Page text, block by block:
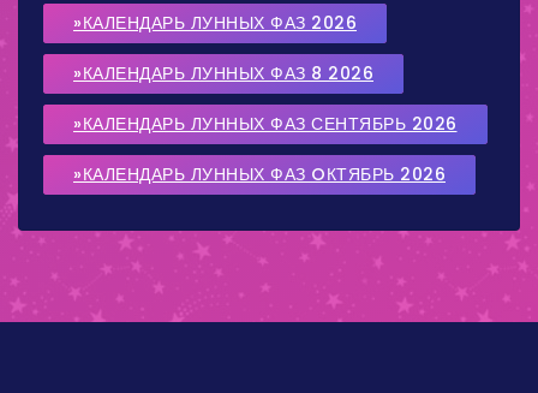
»КАЛЕНДАРЬ ЛУННЫХ ФАЗ 2026
»КАЛЕНДАРЬ ЛУННЫХ ФАЗ 8 2026
»КАЛЕНДАРЬ ЛУННЫХ ФАЗ СЕНТЯБРЬ 2026
»КАЛЕНДАРЬ ЛУННЫХ ФАЗ OКТЯБРЬ 2026